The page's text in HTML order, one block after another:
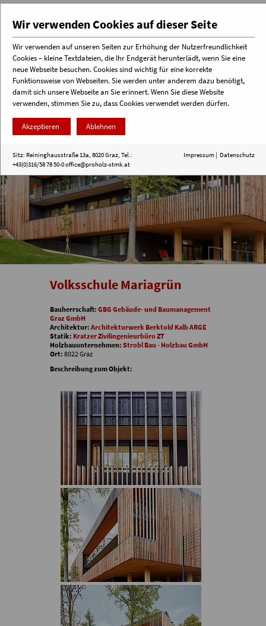
Menü
Volksschule Mariagrün
Bauherrschaft: GBG Gebäude- und Baumanagement
Graz GmbH
Architektur: Architekturwerk Berktold Kalb ARGE
Statik: Kratzer Zivilingenieurbüro ZT
Holzbauunternehmen: Strobl Bau - Holzbau GmbH
Ort: 8022 Graz
Beschreibung zum Objekt:
Wir verwenden Cookies auf dieser Seite
Wir verwenden auf unseren Seiten zur Erhöhung der Nutzerfreundlichkeit
Cookies – kleine Textdateien, die Ihr Endgerät herunterlädt, wenn Sie eine
neue Webseite besuchen. Cookies sind wichtig für eine korrekte
Funktionsweise von Webseiten. Sie werden unter anderem dazu benötigt,
damit sich unsere Webseite an Sie erinnert. Wenn Sie diese Website
verwenden, stimmen Sie zu, dass Cookies verwendet werden dürfen.
Akzeptieren Ablehnen
Sitz: Reininghausstraße 13a, 8020 Graz, Tel.:
+43(0)316/58 78 50-0office@proholz-stmk.at
Impressum| Datenschutz